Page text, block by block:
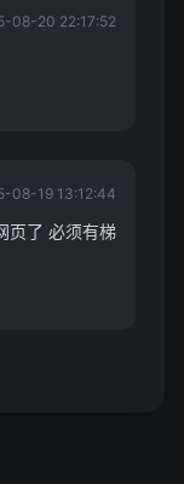
08-20 22:17:52
08-19 13:12:44
页了 必须有梯